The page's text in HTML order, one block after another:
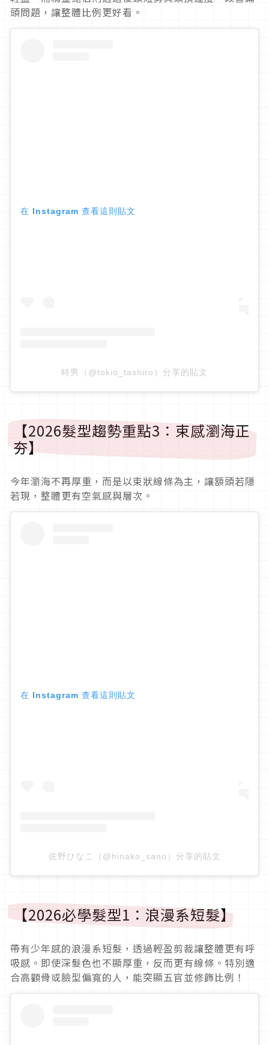
頭問題，讓整體比例更好看。
在 Instagram 查看這則貼文
時男（@tokio_tashiro）分享的貼文
【2026髮型趨勢重點3：束感瀏海正
夯】
今年瀏海不再厚重，而是以束狀線條為主，讓額頭若隱
若現，整體更有空氣感與層次。
在 Instagram 查看這則貼文
佐野ひなこ（@hinako_sano）分享的貼文
【2026必學髮型1：浪漫系短髮】
帶有少年感的浪漫系短髮，透過輕盈剪裁讓整體更有呼
吸感。即使深髮色也不顯厚重，反而更有線條。特別適
合高顴骨或臉型偏寬的人，能突顯五官並修飾比例！